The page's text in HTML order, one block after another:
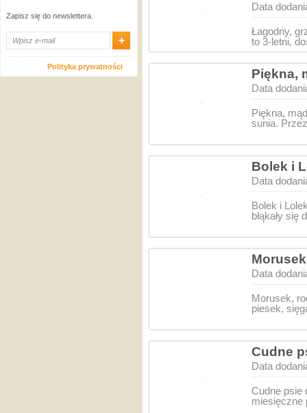
Zapisz się do newslettera.
Polityka prywatności
Data
Łagodny,
to 3-letni,
Piękna,
Data
Piękna,
sunia.
Bolek i
Data
Bolek i
błąkały
Data
Morusek,
piesek,
Cudne
Data
Cudne
miesięczne